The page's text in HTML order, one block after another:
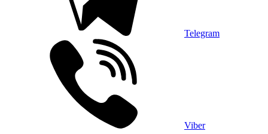
Telegram
Viber